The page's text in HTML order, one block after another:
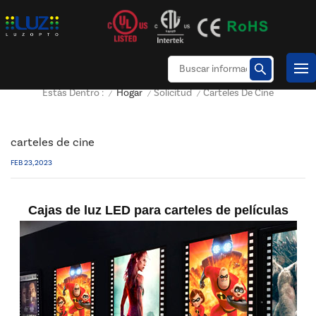
Estás Dentro : / Hogar / Solicitud / Carteles De Cine
carteles de cine
FEB 23, 2023
Cajas de luz LED para carteles de películas